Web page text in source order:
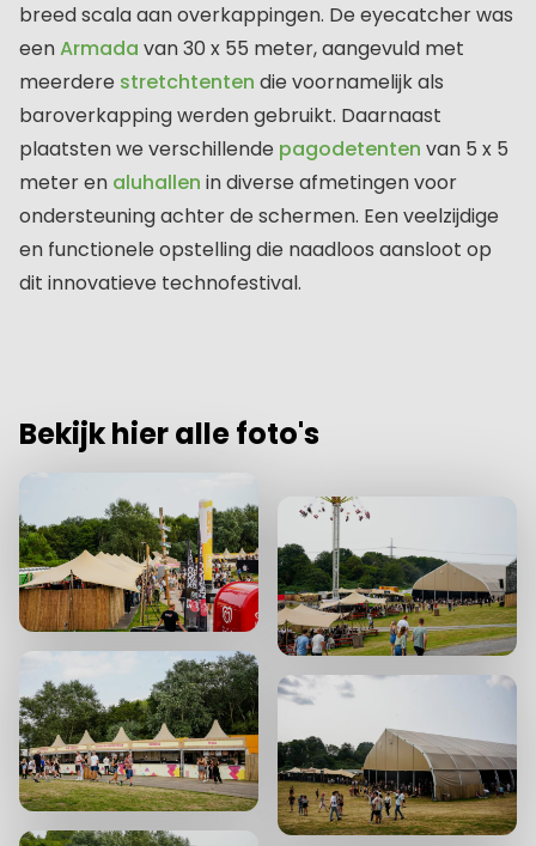
breed scala aan overkappingen. De eyecatcher was
eenArmada van 30 x 55 meter, aangevuld met
meerdere stretchtenten die voornamelijk als
baroverkapping werden gebruikt. Daarnaast
plaatsten we verschillende pagodetenten van 5 x 5
meter en aluhallen in diverse afmetingen voor
ondersteuning achter de schermen. Een veelzijdige
en functionele opstelling die naadloos aansloot op
dit innovatieve technofestival.
Bekijk hier alle foto's